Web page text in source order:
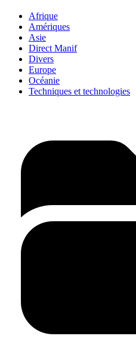
Afrique
Amériques
Asie
Direct Manif
Divers
Europe
Océanie
Techniques et technologies